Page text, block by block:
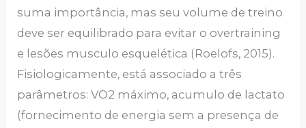
suma importância, mas seu volume de treino
deve ser equilibrado para evitar o overtraining
e lesões musculo esquelética (Roelofs, 2015).
Fisiologicamente, está associado a três
parâmetros: VO2 máximo, acumulo de lactato
(fornecimento de energia sem a presença de